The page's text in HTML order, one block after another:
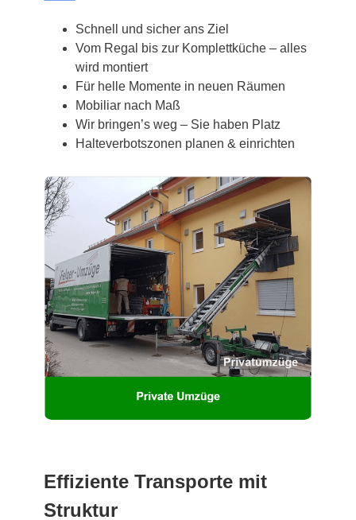
Schnell und sicher ans Ziel
Vom Regal bis zur Komplettküche – alles
wird montiert
Für helle Momente in neuen Räumen
Mobiliar nach Maß
Wir bringen’s weg – Sie haben Platz
Halteverbotszonen planen & einrichten
Effiziente Transporte mit
Struktur